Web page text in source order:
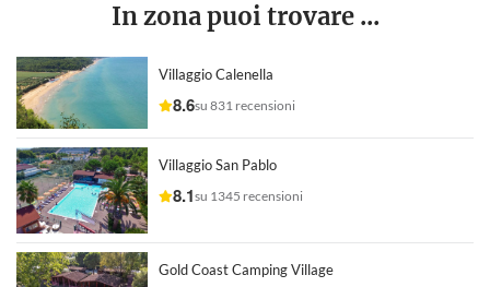
In zona puoi trovare ...
Villaggio Calenella
8.6su 831 recensioni
Villaggio San Pablo
8.1su 1345 recensioni
Gold Coast Camping Village